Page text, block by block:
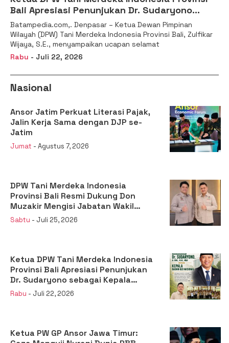
Bali Apresiasi Penunjukan Dr. Sudaryono
sebagai Kepala Badan Gizi Nasional
Batampedia.com,. Denpasar – Ketua Dewan Pimpinan
Wilayah (DPW) Tani Merdeka Indonesia Provinsi Bali, Zulfikar
Wijaya, S.E., menyampaikan ucapan selamat
Rabu - Juli 22, 2026
Nasional
Ansor Jatim Perkuat Literasi Pajak,
Jalin Kerja Sama dengan DJP se-
Jatim
Jumat - Agustus 7, 2026
DPW Tani Merdeka Indonesia
Provinsi Bali Resmi Dukung Don
Muzakir Mengisi Jabatan Wakil
Menteri Pertanian RI
Sabtu - Juli 25, 2026
Ketua DPW Tani Merdeka Indonesia
Provinsi Bali Apresiasi Penunjukan
Dr. Sudaryono sebagai Kepala
Badan Gizi Nasional
Rabu - Juli 22, 2026
Ketua PW GP Ansor Jawa Timur: